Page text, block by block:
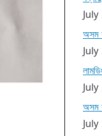
অসম
অসম